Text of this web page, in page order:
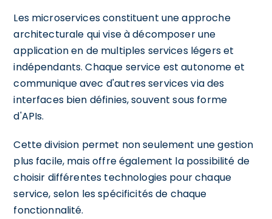
Les microservices constituent une approche
architecturale qui vise à décomposer une
application en de multiples services légers et
indépendants. Chaque service est autonome et
communique avec d'autres services via des
interfaces bien définies, souvent sous forme
d'APIs.
Cette division permet non seulement une gestion
plus facile, mais offre également la possibilité de
choisir différentes technologies pour chaque
service, selon les spécificités de chaque
fonctionnalité.